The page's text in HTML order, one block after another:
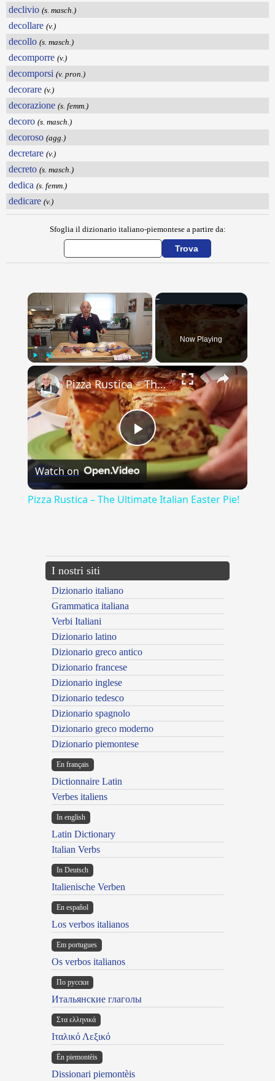
declivio (s. masch.)
decollare (v.)
decollo (s. masch.)
decomporre (v.)
decomporsi (v. pron.)
decorare (v.)
decorazione (s. femm.)
decoro (s. masch.)
decoroso (agg.)
decretare (v.)
decreto (s. masch.)
dedica (s. femm.)
dedicare (v.)
Sfoglia il dizionario italiano-piemontese a partire da:
×
Unmute Fullscreen
Now Playing
×
Play
Video
Pizza Rustica – The Ultimate Italian Easter Pie!
Watch on
Pizza Rustica – The Ultimate Italian Easter Pie!
I nostri siti
Dizionario italiano
Grammatica italiana
Verbi Italiani
Dizionario latino
Dizionario greco antico
Dizionario francese
Dizionario inglese
Dizionario tedesco
Dizionario spagnolo
Dizionario greco moderno
Dizionario piemontese
En français
Dictionnaire Latin
Verbes italiens
In english
Latin Dictionary
Italian Verbs
In Deutsch
Italienische Verben
En español
Los verbos italianos
Em portugues
Os verbos italianos
По русски
Итальянские глаголы
Στα ελληνικά
Ιταλικό Λεξικό
Ën piemontèis
Dissionari piemontèis